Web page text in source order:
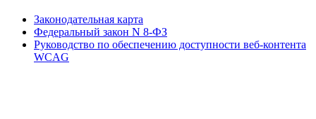
Законодательная карта
Федеральный закон N 8-ФЗ
Руководство по обеспечению доступности веб-контента
WCAG